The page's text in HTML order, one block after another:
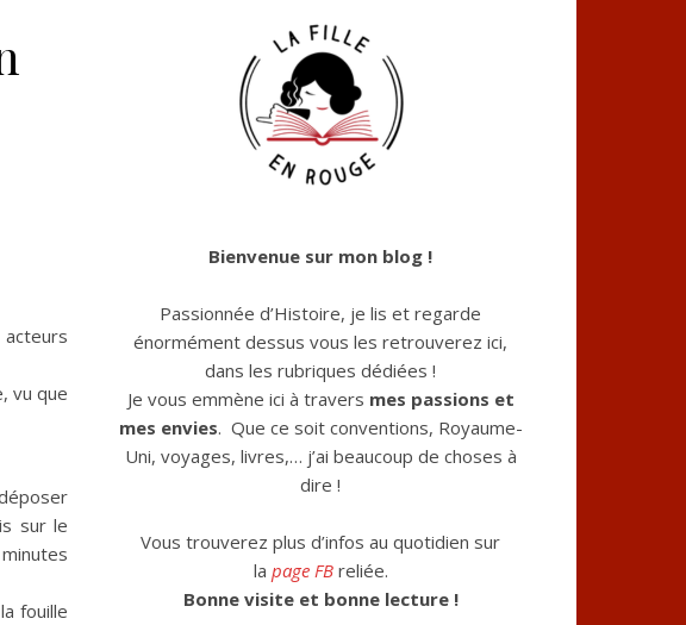
acteurs
vu que
sur le
fouille
Bienvenue sur mon blog !
Passionnée d’Histoire, je lis et regarde
énormément dessus vous les retrouverez ici,
dans les rubriques dédiées !
Je vous emmène ici à travers mes passions et
mes envies. Que ce soit conventions, Royaume-
Uni, voyages, livres,… j’ai beaucoup de choses à
dire !
Vous trouverez plus d’infos au quotidien sur
la page FBreliée.
Bonne visite et bonne lecture !